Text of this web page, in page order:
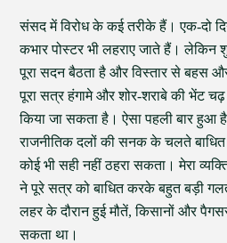
संसद में विरोध के कई तरीके हैं। एक-दो
कभार पोस्टर भी लहराए जाते हैं।
पूरा सदन बैठता है और विस्तार से बहस
पूरा सत्र हंगामे और शोर-शराबे की भेंट
किया जा सकता है। ऐसा पहली बार हुआ
राजनीतिक दलों की सनक के चलते
कोई भी सही नहीं ठहरा सकता। मेरा
ने पूरे सत्र को बाधित करके बहुत बड़ी
लहर के दौरान हुई मौतें, किसानों और
सकता था।